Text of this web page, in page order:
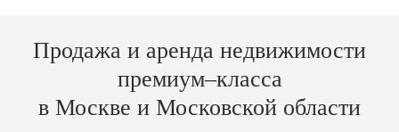
Продажа и аренда недвижимости
премиум–класса
в Москве и Московской области